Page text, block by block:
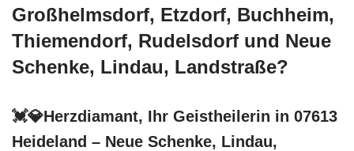
Großhelmsdorf, Etzdorf, Buchheim,
Thiemendorf, Rudelsdorf und Neue
Schenke, Lindau, Landstraße?
💓️💎Herzdiamant, Ihr Geistheilerin in 07613
Heideland – Neue Schenke, Lindau,